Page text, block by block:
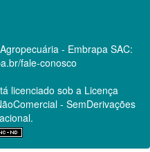
- Embrapa SAC:
fale-conosco
licenciado sob a Licença
- SemDerivações